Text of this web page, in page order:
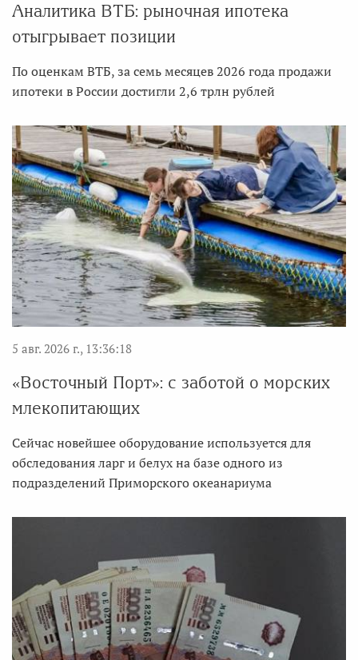
Аналитика ВТБ: рыночная ипотека
отыгрывает позиции
По оценкам ВТБ, за семь месяцев 2026 года продажи
ипотеки в России достигли 2,6 трлн рублей
5 авг. 2026 г., 13:36:18
«Восточный Порт»: с заботой о морских
млекопитающих
Сейчас новейшее оборудование используется для
обследования ларг и белух на базе одного из
подразделений Приморского океанариума